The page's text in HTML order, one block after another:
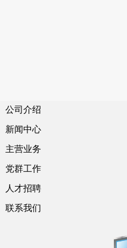
公司介绍
新闻中心
主营业务
党群工作
人才招聘
联系我们